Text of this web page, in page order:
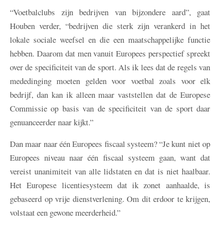
“Voetbalclubs zijn bedrijven van bijzondere aard”, gaat
Houben verder, “bedrijven die sterk zijn verankerd in het
lokale sociale weefsel en die een maatschappelijke functie
hebben. Daarom dat men vanuit Europees perspectief spreekt
over de specificiteit van de sport. Als ik lees dat de regels van
mededinging moeten gelden voor voetbal zoals voor elk
bedrijf, dan kan ik alleen maar vaststellen dat de Europese
Commissie op basis van de specificiteit van de sport daar
genuanceerder naar kijkt.”
Dan maar naar één Europees fiscaal systeem? “Je kunt niet op
Europees niveau naar één fiscaal systeem gaan, want dat
vereist unanimiteit van alle lidstaten en dat is niet haalbaar.
Het Europese licentiesysteem dat ik zonet aanhaalde, is
gebaseerd op vrije dienstverlening. Om dit erdoor te krijgen,
volstaat een gewone meerderheid.”